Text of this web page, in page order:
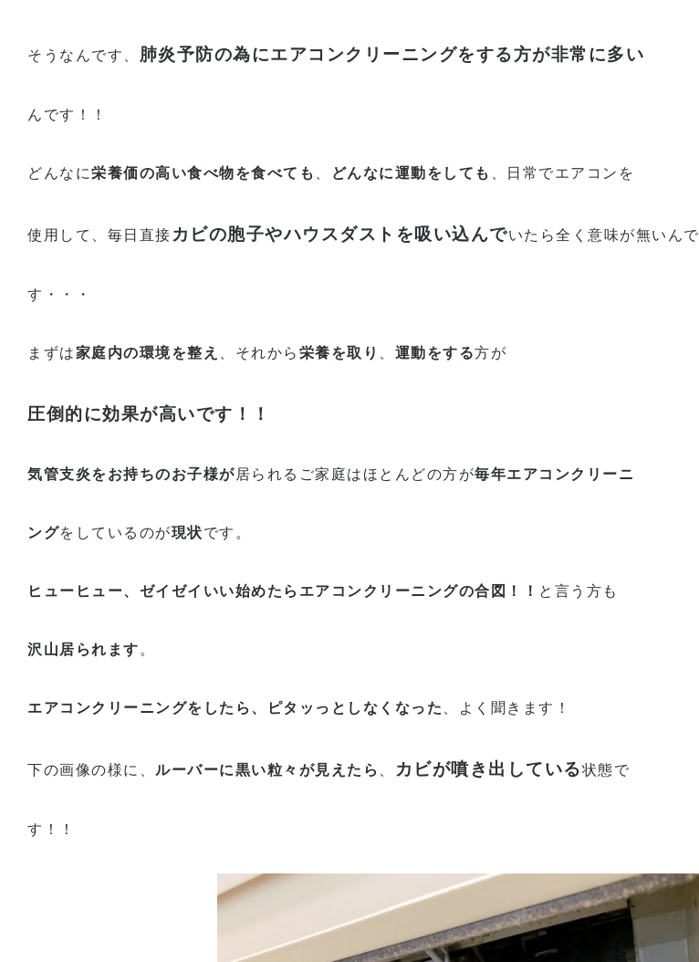
そうなんです、 肺炎予防の為にエアコンクリーニングをする方が非常に多い
んです！！
どんなに栄養価の高い食べ物を食べても どんなに運動をしても 、日常でエアコンを
使用して、毎日直接 カビの胞子やハウスダストを吸い込んでいたら全く意味が無いんで
す・・・
まずは家庭内の環境を整え 、それから 栄養を取り 運動をする方が
圧倒的に効果が高いです！！
気管支炎をお持ちのお子様が居られるご家庭はほとんどの方が毎年エアコンクリーニ
ングをしているのが現状です。
ヒューヒュー、ゼイゼイいい始めたらエアコンクリーニングの合図！！ と言う方も
沢山居られます 。
エアコンクリーニングをしたら、ピタッっとしなくなった 、よく聞きます！
下の画像の様に、 ルーバーに黒い粒々が見えたら カビが噴き出している状態で
す！！